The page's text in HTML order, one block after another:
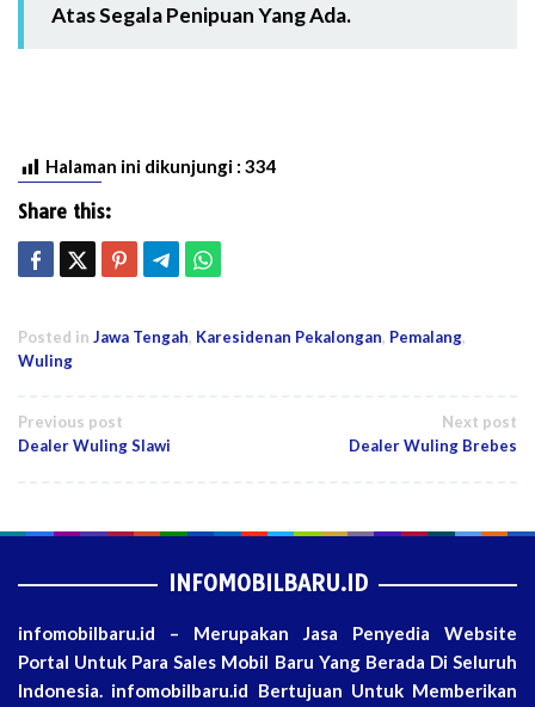
Atas Segala Penipuan Yang Ada.
Halaman ini dikunjungi : 334
Share this:
Posted in Jawa Tengah, Karesidenan Pekalongan, Pemalang,
Wuling
Post
Previous post
Dealer Wuling Slawi
Next post
Dealer Wuling Brebes
INFOMOBILBARU.ID
infomobilbaru.id – Merupakan Jasa Penyedia Website
Portal Untuk Para Sales Mobil Baru Yang Berada Di Seluruh
Indonesia. infomobilbaru.id Bertujuan Untuk Memberikan